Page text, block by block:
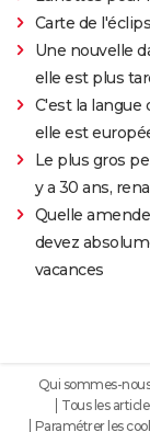
Carte de
Une nouvelle
elle est plus
C'est la langue
elle est
Le plus gros
y a 30 ans,
Quelle
devez
vacances
Qui sommes-
Tous les
Paramétrer les